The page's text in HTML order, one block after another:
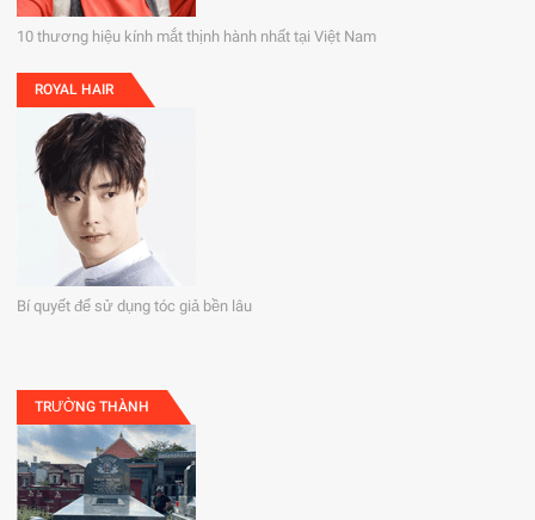
10 thương hiệu kính mắt thịnh hành nhất tại Việt Nam
ROYAL HAIR
Bí quyết để sử dụng tóc giả bền lâu
TRƯỜNG THÀNH